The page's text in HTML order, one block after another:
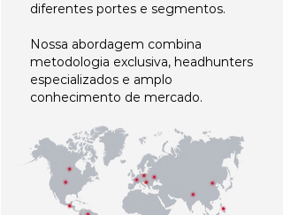
diferentes portes e segmentos.
Nossa abordagem combina
metodologia exclusiva, headhunters
especializados e amplo
conhecimento de mercado.